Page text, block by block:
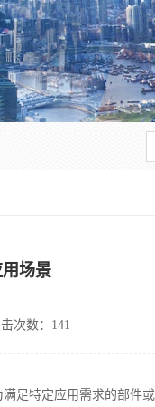
场景
次数：141
足特定应用需求的部件或